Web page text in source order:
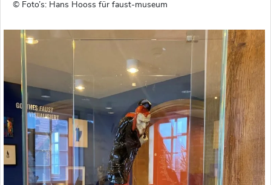
© Foto’s: Hans Hooss für faust-museum